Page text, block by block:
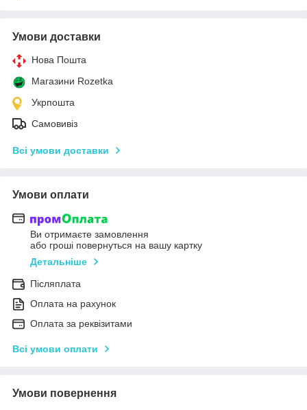
Умови доставки
Нова Пошта
Магазини Rozetka
Укрпошта
Самовивіз
Всі умови доставки
Умови оплати
Ви отримаєте замовлення
або гроші повернуться на вашу картку
Детальніше
Післяплата
Оплата на рахунок
Оплата за реквізитами
Всі умови оплати
Умови повернення